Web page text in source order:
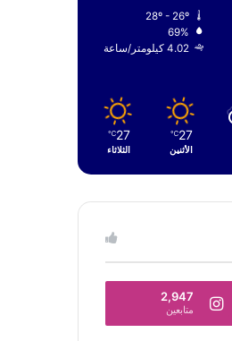
69%
4.02 كيلومتر/ساعة
27
℃
الأثنين
27
℃
الثلاثاء
2,947
متابعين